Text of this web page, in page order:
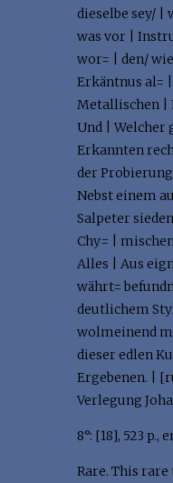
dieselbe sey/ |
was vor |
wor= | den/
Erkäntnus al=
Metallischen |
Und | Welcher
Erkannten
der
Nebst einem
Salpeter
Chy= |
Alles | Aus
währt=
deutlichem
wolmeinend
dieser edlen
Ergebenen. |
Verlegung
8°: [18], 523
Rare. This